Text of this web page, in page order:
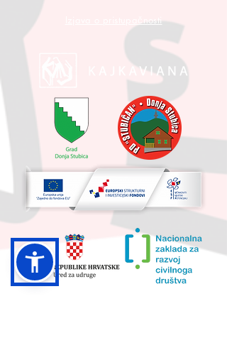
Izjava o pristupačnosti